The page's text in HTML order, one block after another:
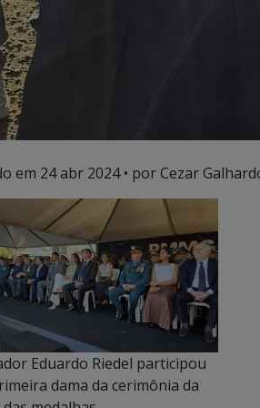
em 24 abr 2024• por Cezar
Eduardo Riedel participou
dama da cerimônia da